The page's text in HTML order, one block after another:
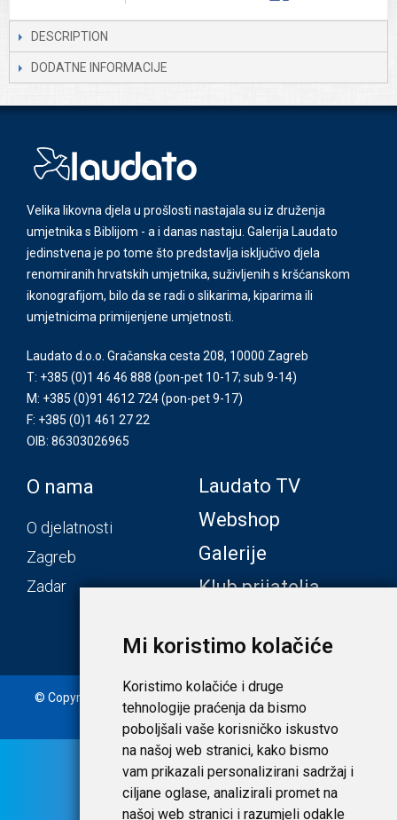
Mi koristimo kolačiće
Koristimo kolačiće i druge
tehnologije praćenja da bismo
poboljšali vaše korisničko iskustvo
na našoj web stranici, kako bismo
vam prikazali personalizirani sadržaj i
ciljane oglase, analizirali promet na
našoj web stranici i razumjeli odakle
DESCRIPTION
DODATNE INFORMACIJE
Velika likovna djela u prošlosti nastajala su iz druženja
umjetnika s Biblijom - a i danas nastaju. Galerija Laudato
jedinstvena je po tome što predstavlja isključivo djela
renomiranih hrvatskih umjetnika, suživljenih s kršćanskom
ikonografijom, bilo da se radi o slikarima, kiparima ili
umjetnicima primijenjene umjetnosti.
Laudato d.o.o. Gračanska cesta 208, 10000 Zagreb
T: +385 (0)1 46 46 888 (pon-pet 10-17; sub 9-14)
M: +385 (0)91 4612 724(pon-pet 9-17)
F: +385 (0)1 461 27 22
OIB: 86303026965
O nama
O djelatnosti
Zagreb
Zadar
Laudato TV
Webshop
Galerije
Klub prijatelja
© Copyright 2020. Laudato d.o.o. | Tečaj konverzije: 1 EUR =
7,53450 HRK | Uvjeti i privatnost